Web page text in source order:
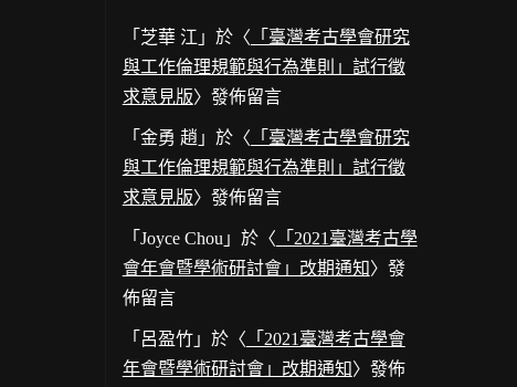
「 芝華 江 」於〈 「臺灣考古學會研究
與工作倫理規範與行為準則」試行徵
求意見版〉發佈留言
「 金勇 趙 」於〈 「臺灣考古學會研究
與工作倫理規範與行為準則」試行徵
求意見版〉發佈留言
「 Joyce Chou 」於〈 「2021臺灣考古學
會年會暨學術研討會」改期通知〉發
佈留言
「 呂盈竹」於〈 「2021臺灣考古學會
年會暨學術研討會」改期通知〉發佈